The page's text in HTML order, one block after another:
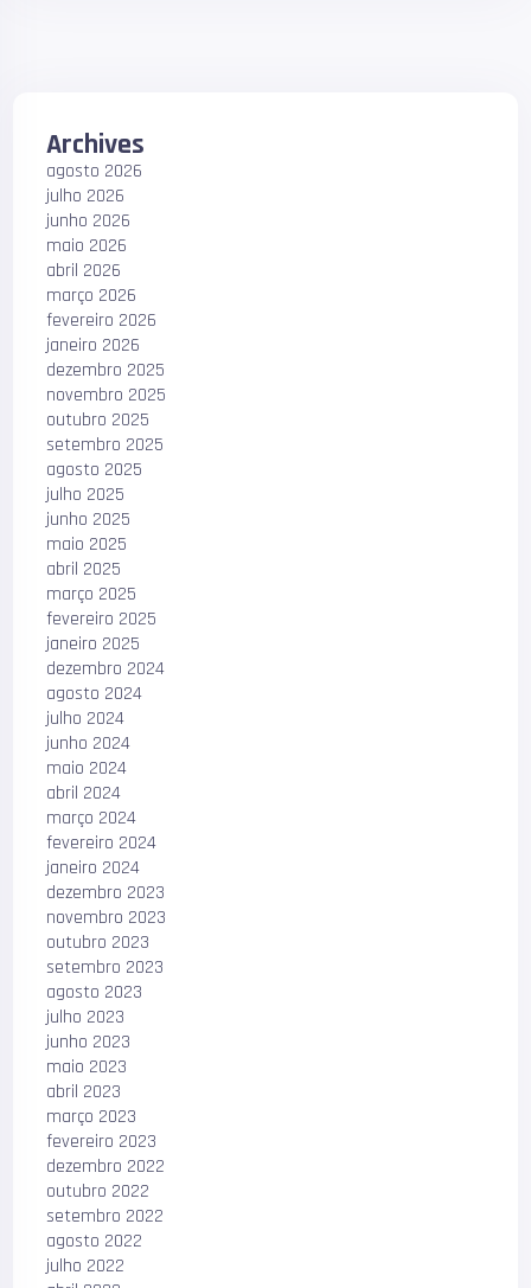
Archives
agosto 2026
julho 2026
junho 2026
maio 2026
abril 2026
março 2026
fevereiro 2026
janeiro 2026
dezembro 2025
novembro 2025
outubro 2025
setembro 2025
agosto 2025
julho 2025
junho 2025
maio 2025
abril 2025
março 2025
fevereiro 2025
janeiro 2025
dezembro 2024
agosto 2024
julho 2024
junho 2024
maio 2024
abril 2024
março 2024
fevereiro 2024
janeiro 2024
dezembro 2023
novembro 2023
outubro 2023
setembro 2023
agosto 2023
julho 2023
junho 2023
maio 2023
abril 2023
março 2023
fevereiro 2023
dezembro 2022
outubro 2022
setembro 2022
agosto 2022
julho 2022